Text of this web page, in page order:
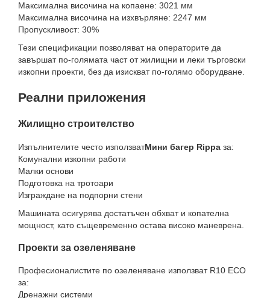
Максимална височина на копаене: 3021 мм
Максимална височина на изхвърляне: 2247 мм
Пропускливост: 30%
Тези спецификации позволяват на операторите да
завършат по-голямата част от жилищни и леки търговски
изкопни проекти, без да изискват по-голямо оборудване.
Реални приложения
Жилищно строителство
Изпълнителите често използватМини багер Rippa за:
Комунални изкопни работи
Малки основи
Подготовка на тротоари
Изграждане на подпорни стени
Машината осигурява достатъчен обхват и копателна
мощност, като същевременно остава високо маневрена.
Проекти за озеленяване
Професионалистите по озеленяване използват R10 ECO
за:
Дренажни системи